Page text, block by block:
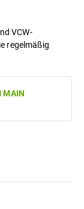
VCW-
regelmäßig
MAIN